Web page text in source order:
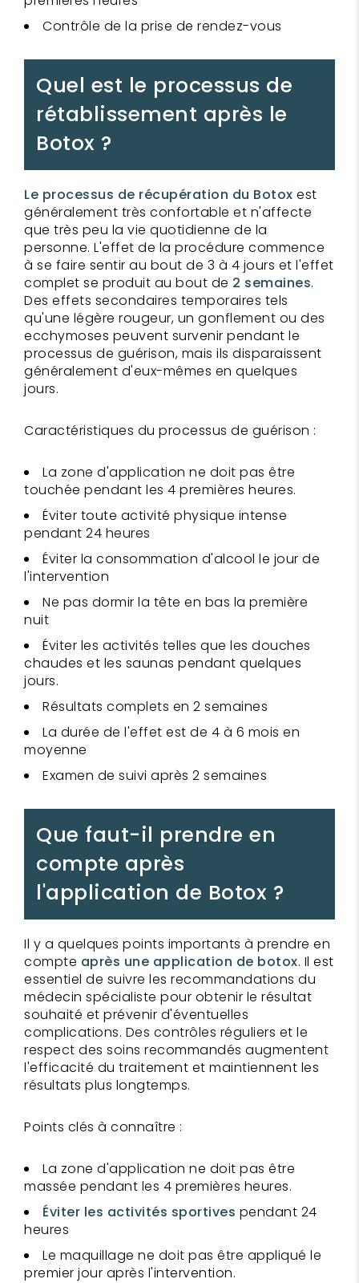
Contrôle de la prise de rendez-vous
Quel est le processus de
rétablissement après le
Botox ?
Le processus de récupération du Botox est
généralement très confortable et n'affecte
que très peu la vie quotidienne de la
personne. L'effet de la procédure commence
à se faire sentir au bout de 3 à 4 jours et l'effet
complet se produit au bout de 2 semaines.
Des effets secondaires temporaires tels
qu'une légère rougeur, un gonflement ou des
ecchymoses peuvent survenir pendant le
processus de guérison, mais ils disparaissent
généralement d'eux-mêmes en quelques
jours.
Caractéristiques du processus de guérison :
La zone d'application ne doit pas être
touchée pendant les 4 premières heures.
Éviter toute activité physique intense
pendant 24 heures
Éviter la consommation d'alcool le jour de
l'intervention
Ne pas dormir la tête en bas la première
nuit
Éviter les activités telles que les douches
chaudes et les saunas pendant quelques
jours.
Résultats complets en 2 semaines
La durée de l'effet est de 4 à 6 mois en
moyenne
Examen de suivi après 2 semaines
Que faut-il prendre en
compte après
l'application de Botox ?
Il y a quelques points importants à prendre en
compte après une application de botox. Il est
essentiel de suivre les recommandations du
médecin spécialiste pour obtenir le résultat
souhaité et prévenir d'éventuelles
complications. Des contrôles réguliers et le
respect des soins recommandés augmentent
l'efficacité du traitement et maintiennent les
résultats plus longtemps.
Points clés à connaître :
La zone d'application ne doit pas être
massée pendant les 4 premières heures.
Éviter les activités sportives pendant 24
heures
Le maquillage ne doit pas être appliqué le
premier jour après l'intervention.